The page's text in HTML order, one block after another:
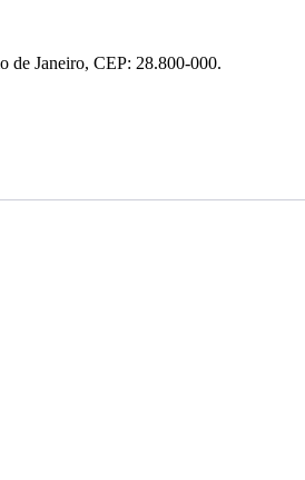
de Janeiro, CEP: 28.800-000.